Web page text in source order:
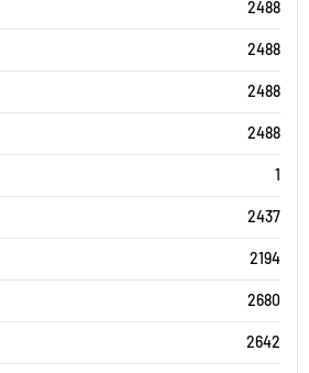
2488
2488
2488
2488
1
2437
2194
2680
2642